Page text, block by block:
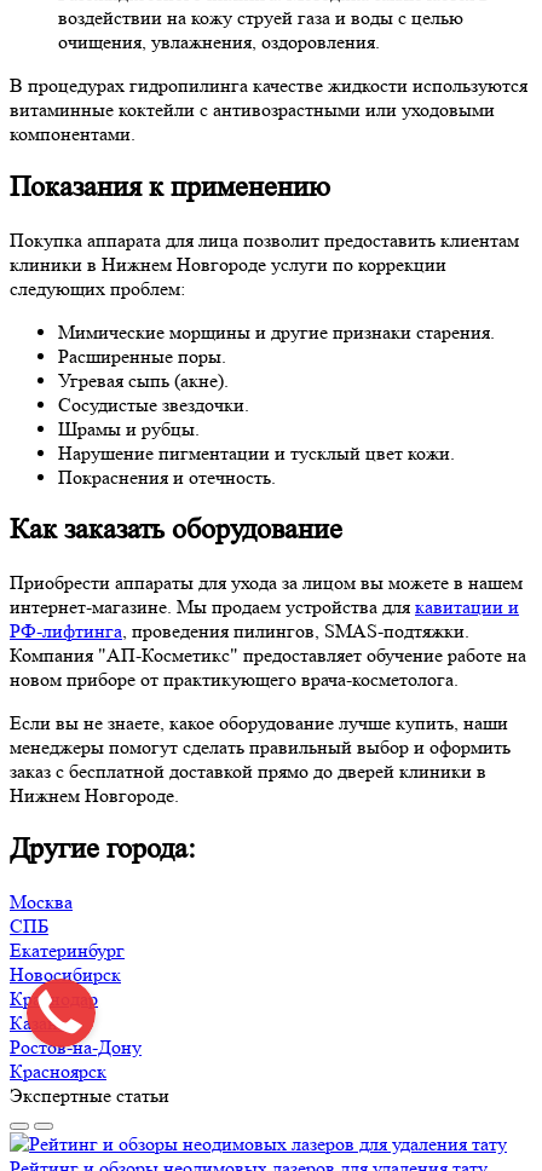
воздействии на кожу струей газа и воды с целью
очищения, увлажнения, оздоровления.
В процедурах гидропилинга качестве жидкости используются
витаминные коктейли с антивозрастными или уходовыми
компонентами.
Показания к применению
Покупка аппарата для лица позволит предоставить клиентам
клиники в Нижнем Новгороде услуги по коррекции
следующих проблем:
Мимические морщины и другие признаки старения.
Расширенные поры.
Угревая сыпь (акне).
Сосудистые звездочки.
Шрамы и рубцы.
Нарушение пигментации и тусклый цвет кожи.
Покраснения и отечность.
Как заказать оборудование
Приобрести аппараты для ухода за лицом вы можете в нашем
интернет-магазине. Мы продаем устройства для кавитации и
РФ-лифтинга, проведения пилингов, SMAS-подтяжки.
Компания "АП-Косметикс" предоставляет обучение работе на
новом приборе от практикующего врача-косметолога.
Если вы не знаете, какое оборудование лучше купить, наши
менеджеры помогут сделать правильный выбор и оформить
заказ с бесплатной доставкой прямо до дверей клиники в
Нижнем Новгороде.
Другие города:
Москва
СПБ
Екатеринбург
Новосибирск
Краснодар
Казань
Ростов-на-Дону
Красноярск
Экспертные статьи